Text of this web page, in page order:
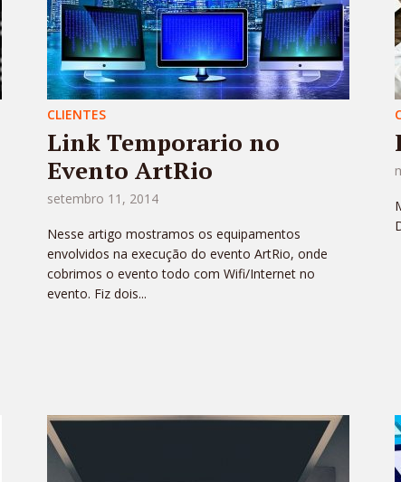
CLIENTES
Link Temporario no
Evento ArtRio
setembro 11, 2014
Nesse artigo mostramos os equipamentos
envolvidos na execução do evento ArtRio, onde
cobrimos o evento todo com Wifi/Internet no
evento. Fiz dois...